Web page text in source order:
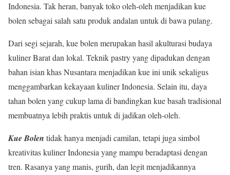
Indonesia. Tak heran, banyak toko oleh-oleh menjadikan kue
bolen sebagai salah satu produk andalan untuk di bawa pulang.
Dari segi sejarah, kue bolen merupakan hasil akulturasi budaya
kuliner Barat dan lokal. Teknik pastry yang dipadukan dengan
bahan isian khas Nusantara menjadikan kue ini unik sekaligus
menggambarkan kekayaan kuliner Indonesia. Selain itu, daya
tahan bolen yang cukup lama di bandingkan kue basah tradisional
membuatnya lebih praktis untuk di jadikan oleh-oleh.
Kue Bolen tidak hanya menjadi camilan, tetapi juga simbol
kreativitas kuliner Indonesia yang mampu beradaptasi dengan
tren. Rasanya yang manis, gurih, dan legit menjadikannya